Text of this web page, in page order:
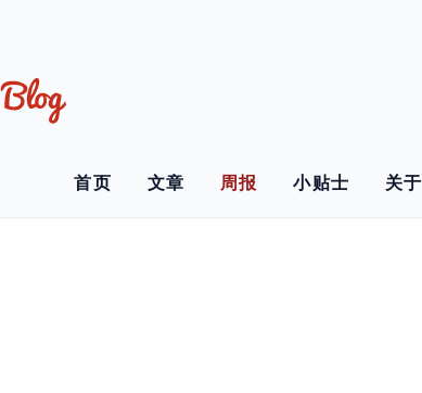
首页 文章 周报 小贴士 关于